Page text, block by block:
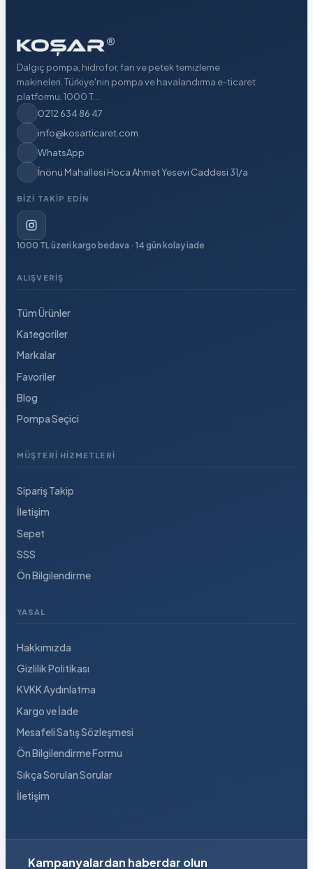
Dalgıç pompa, hidrofor, fan ve petek temizleme
makineleri. Türkiye'nin pompa ve havalandırma e-ticaret
platformu. 1000 T...
0212 634 86 47
info@kosarticaret.com
WhatsApp
İnönü Mahallesi Hoca Ahmet Yesevi Caddesi 31/a
BIZI TAKIP EDIN
1000 TL üzeri kargo bedava · 14 gün kolay iade
ALIŞVERIŞ
Tüm Ürünler
Kategoriler
Markalar
Favoriler
Blog
Pompa Seçici
MÜŞTERI HIZMETLERI
Sipariş Takip
İletişim
Sepet
SSS
Ön Bilgilendirme
YASAL
Hakkımızda
Gizlilik Politikası
KVKK Aydınlatma
Kargo ve İade
Mesafeli Satış Sözleşmesi
Ön Bilgilendirme Formu
Sıkça Sorulan Sorular
İletişim
Kampanyalardan haberdar olun